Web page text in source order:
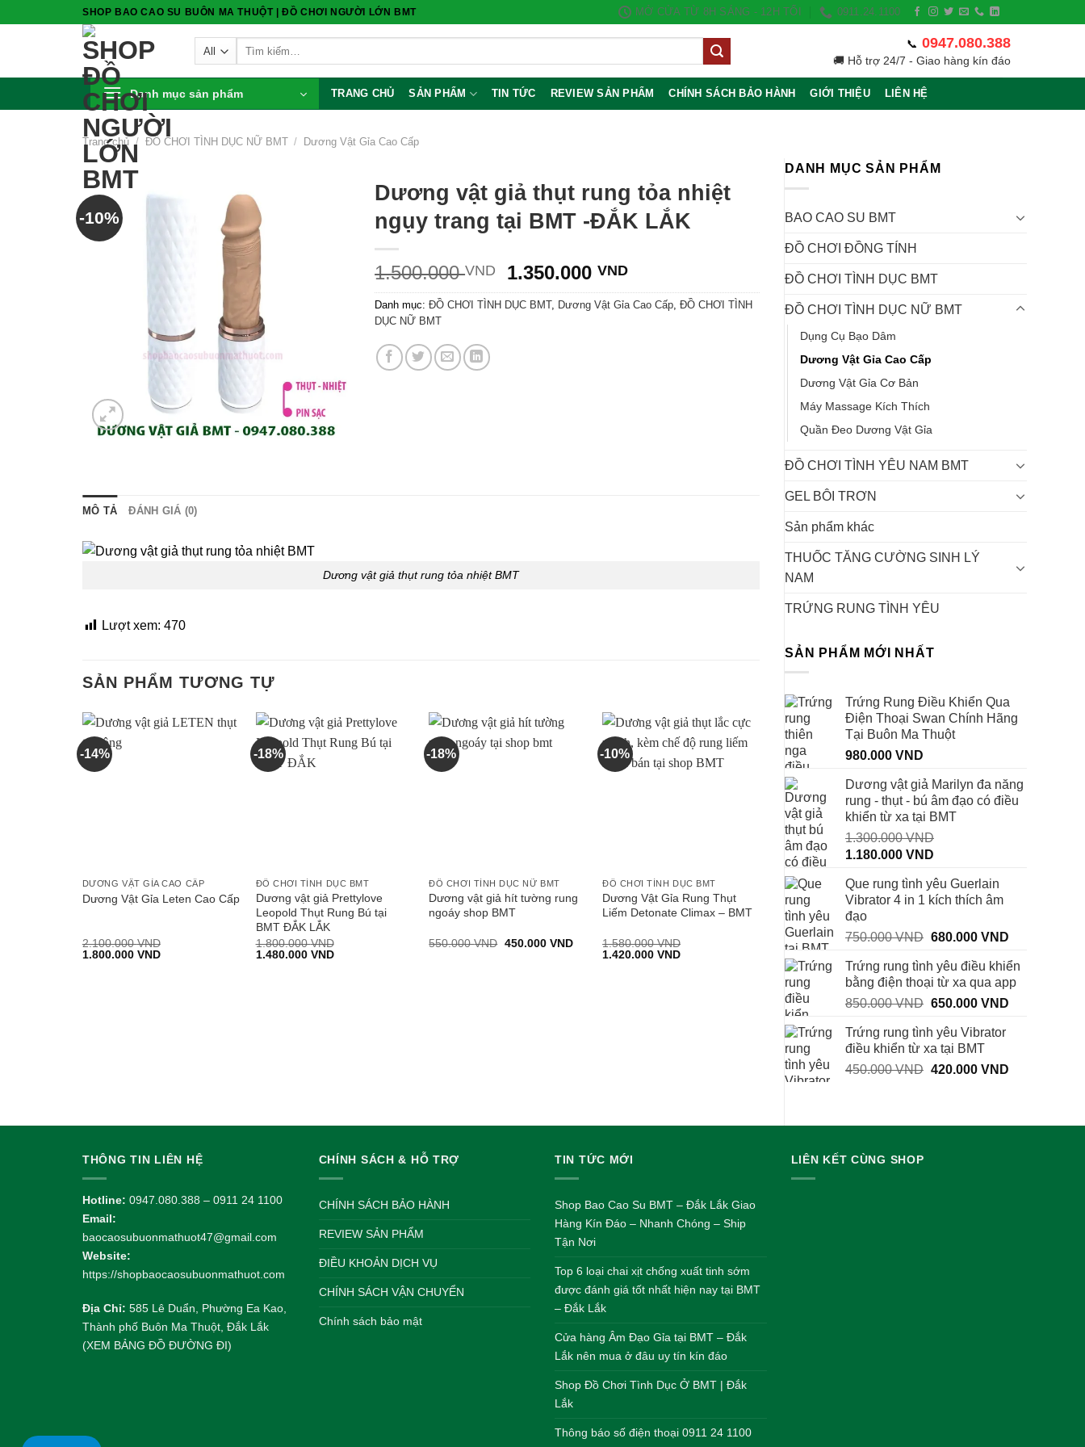
SHOP BAO CAO SU BUÔN MA THUỘT | ĐỒ CHƠI NGƯỜI LỚN BMT MỞ CỬA TỪ 8H SÁNG - 12H TỐI 0911.24.1100
📞 0947.080.388
🚚 Hỗ trợ 24/7 - Giao hàng kín đáo
Danh mục sản phẩm TRANG CHỦ SẢN PHẨM TIN TỨC REVIEW SẢN PHẨM CHÍNH SÁCH BẢO HÀNH GIỚI THIỆU LIÊN HỆ
Trang chủ / ĐỒ CHƠI TÌNH DỤC NỮ BMT / Dương Vật Gỉa Cao Cấp
DANH MỤC SẢN PHẨM
BAO CAO SU BMT
ĐỒ CHƠI ĐỒNG TÍNH
ĐỒ CHƠI TÌNH DỤC BMT
ĐỒ CHƠI TÌNH DỤC NỮ BMT
Dụng Cụ Bạo Dâm
Dương Vật Gỉa Cao Cấp
Dương Vật Gỉa Cơ Bản
Máy Massage Kích Thích
Quần Đeo Dương Vật Gỉa
ĐỒ CHƠI TÌNH YÊU NAM BMT
GEL BÔI TRƠN
Sản phẩm khác
THUỐC TĂNG CƯỜNG SINH LÝ
NAM
TRỨNG RUNG TÌNH YÊU
SẢN PHẨM MỚI NHẤT
Trứng Rung Điều Khiển Qua
Điện Thoại Swan Chính Hãng
Tại Buôn Ma Thuột
980.000 VND
Dương vật giả Marilyn đa năng
rung - thụt - bú âm đạo có điều
khiển từ xa tại BMT
1.300.000VND
Giá
là:
1.300.000 VND.
1.180.000 VND
tại
là:
Que rung tình yêu Guerlain
Vibrator 4 in 1 kích thích âm
đạo
750.000VND Giá
là:
750.000 VND.
680.000 VNDGiá
tại
là:
680.000
Trứng rung tình yêu điều khiển
bằng điện thoại từ xa qua app
850.000VND Giá
là:
850.000 VND.
650.000 VNDGiá
650.000
Trứng rung tình yêu Vibrator
điều khiển từ xa tại BMT
450.000VND Giá
420.000 VNDGiá
-10%
Dương vật giả thụt rung tỏa nhiệt
ngụy trang tại BMT -ĐẮK LẮK
1.500.000VND
Giá
gốc
là:
1.350.000VNDGiá
hiện
tại
Danh mục:ĐỒ CHƠI TÌNH DỤC BMT, Dương Vật Gỉa Cao Cấp,ĐỒ CHƠI TÌNH
DỤC NỮ BMT
MÔ TẢ ĐÁNH GIÁ (0)
Dương vật giả thụt rung tỏa nhiệt BMT
Lượt xem: 470
SẢN PHẨM TƯƠNG TỰ
-14%
DƯƠNG VẬT GỈA CAO CẤP
Dương Vật Gỉa Leten Cao Cấp
2.100.000VND
Giá
1.800.000 VNDGiá
-18%
ĐỒ CHƠI TÌNH DỤC BMT
Dương vật giả Prettylove
Leopold Thụt Rung Bú tại
BMT ĐẮK LẮK
1.800.000VND
Giá
1.480.000 VNDGiá
-18%
ĐỒ CHƠI TÌNH DỤC NỮ BMT
Dương vật giả hít tường rung
ngoáy shop BMT
550.000VND Giá
450.000 VNDGiá
-10%
ĐỒ CHƠI TÌNH DỤC BMT
Dương Vật Gỉa Rung Thụt
Liếm Detonate Climax – BMT
1.580.000VND
Giá
1.420.000VNDGiá
-10%
TRỨNG RUNG TÌNH YÊU
Trứng Rung Tình Yêu Aphojoy
– BMT
580.000VND
Giá
là:
580.000 VND.
520.000 VNDGiá
tại
là:
520.000 VND.
ĐỒ CHƠI TÌNH DỤC BMT
Dương vật giả giống thật
THÔNG TIN LIÊN HỆ
Hotline: 0947.080.388 – 0911 24 1100
Email:
baocaosubuonmathuot47@gmail.com
Website:
https://shopbaocaosubuonmathuot.com
Địa Chỉ: 585 Lê Duẩn, Phường Ea Kao,
Thành phố Buôn Ma Thuột, Đắk Lắk
(XEM BẢNG ĐỒ ĐƯỜNG ĐI)
CHÍNH SÁCH & HỖ TRỢ
CHÍNH SÁCH BẢO HÀNH
REVIEW SẢN PHẨM
ĐIỀU KHOẢN DỊCH VỤ
CHÍNH SÁCH VẬN CHUYỂN
Chính sách bảo mật
TIN TỨC MỚI
Shop Bao Cao Su BMT – Đắk Lắk Giao
Hàng Kín Đáo – Nhanh Chóng – Ship
Tận Nơi
Top 6 loại chai xịt chống xuất tinh sớm
được đánh giá tốt nhất hiện nay tại BMT
– Đắk Lắk
Cửa hàng Âm Đạo Gỉa tại BMT – Đắk
Lắk nên mua ở đâu uy tín kín đáo
Shop Đồ Chơi Tình Dục Ở BMT | Đắk
Lắk
Thông báo số điện thoại 0911 24 1100
LIÊN KẾT CÙNG SHOP